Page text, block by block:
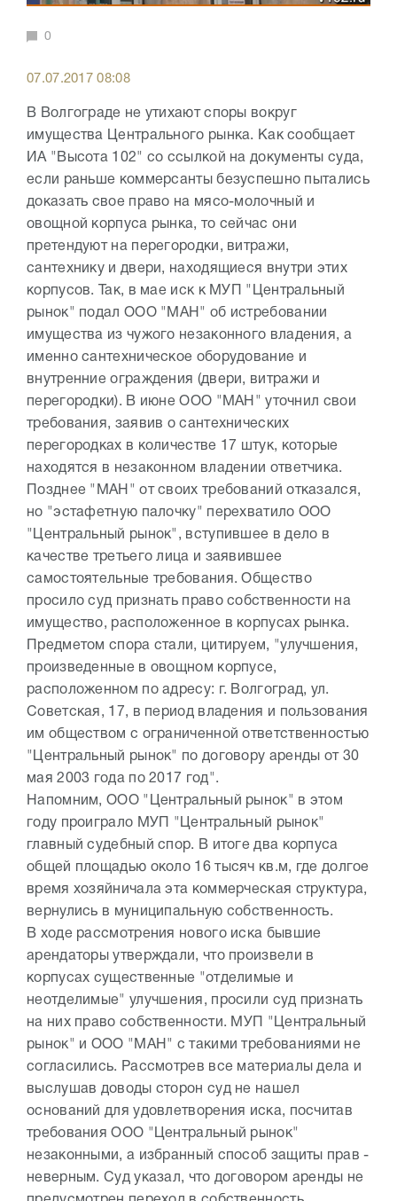
0
07.07.2017 08:08
В Волгограде не утихают споры вокруг
имущества Центрального рынка. Как сообщает
ИА "Высота 102" со ссылкой на документы суда,
если раньше коммерсанты безуспешно пытались
доказать свое право на мясо-молочный и
овощной корпуса рынка, то сейчас они
претендуют на перегородки, витражи,
сантехнику и двери, находящиеся внутри этих
корпусов. Так, в мае иск к МУП "Центральный
рынок" подал ООО "МАН" об истребовании
имущества из чужого незаконного владения, а
именно сантехническое оборудование и
внутренние ограждения (двери, витражи и
перегородки). В июне ООО "МАН" уточнил свои
требования, заявив о сантехнических
перегородках в количестве 17 штук, которые
находятся в незаконном владении ответчика.
Позднее "МАН" от своих требований отказался,
но "эстафетную палочку" перехватило ООО
"Центральный рынок", вступившее в дело в
качестве третьего лица и заявившее
самостоятельные требования. Общество
просило суд признать право собственности на
имущество, расположенное в корпусах рынка.
Предметом спора стали, цитируем, "улучшения,
произведенные в овощном корпусе,
расположенном по адресу: г. Волгоград, ул.
Советская, 17, в период владения и пользования
им обществом с ограниченной ответственностью
"Центральный рынок" по договору аренды от 30
мая 2003 года по 2017 год".
Напомним, ООО "Центральный рынок" в этом
году проиграло МУП "Центральный рынок"
главный судебный спор. В итоге два корпуса
общей площадью около 16 тысяч кв.м, где долгое
время хозяйничала эта коммерческая структура,
вернулись в муниципальную собственность.
В ходе рассмотрения нового иска бывшие
арендаторы утверждали, что произвели в
корпусах существенные "отделимые и
неотделимые" улучшения, просили суд признать
на них право собственности. МУП "Центральный
рынок" и ООО "МАН" с такими требованиями не
согласились. Рассмотрев все материалы дела и
выслушав доводы сторон суд не нашел
оснований для удовлетворения иска, посчитав
требования ООО "Центральный рынок"
незаконными, а избранный способ защиты прав -
неверным. Суд указал, что договором аренды не